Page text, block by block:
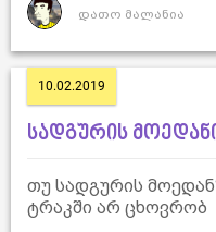
დათო მალანია
10.02.2019
სადგურის
თუ სადგურის
ტრაკში არ ცხოვრობ